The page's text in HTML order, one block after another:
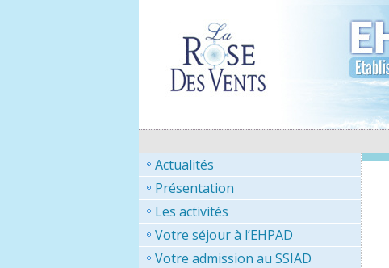
Actualités
Présentation
Les activités
Votre séjour à l’EHPAD
Votre admission au SSIAD